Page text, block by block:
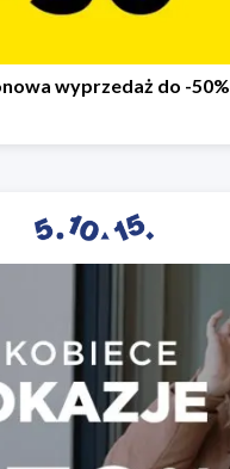
wyprzedaż do -50%